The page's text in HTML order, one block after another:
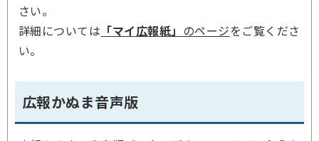
さい。
詳細については 「マイ広報紙」 のページをご覧くださ
い。
広報かぬま音声版